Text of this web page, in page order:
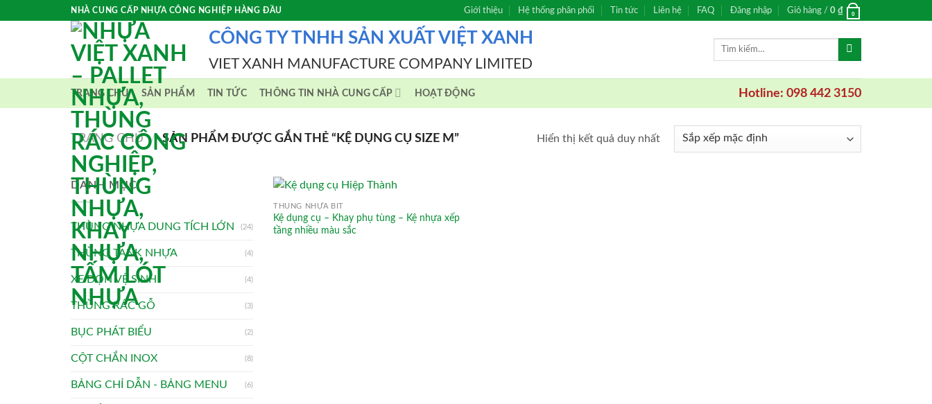
NHÀ CUNG CẤP NHỰA CÔNG NGHIỆP HÀNG ĐẦU Giới thiệu Hệ thống phân phối Tin tức Liên hệ FAQ Đăng nhập Giỏ hàng / 0 ₫ 0
CÔNG TY TNHH SẢN XUẤT VIỆT XANH
VIET XANH MANUFACTURE COMPANY LIMITED
Tìm
TRANG CHỦ SẢN PHẨM TIN TỨC THÔNG TIN NHÀ CUNG CẤP HOẠT ĐỘNG Hotline: 098 442 3150
TRANG CHỦ / SẢN PHẨM ĐƯỢC GẮN THẺ “KỆ DỤNG CỤ SIZE M” Hiển thị kết quả duy nhất
DANH MỤC
THÙNG NHỰA DUNG TÍCH LỚN (24)
THÙNG TANK NHỰA (4)
XE DỌN VỆ SINH (4)
THÙNG RÁC GỖ (3)
BỤC PHÁT BIỂU (2)
CỘT CHẮN INOX (8)
BẢNG CHỈ DẪN - BẢNG MENU (6)
THÙNG NHỰA BÍT
Kệ dụng cụ – Khay phụ tùng – Kệ nhựa xếp
tầng nhiều màu sắc